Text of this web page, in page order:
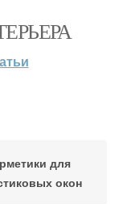
для
окон